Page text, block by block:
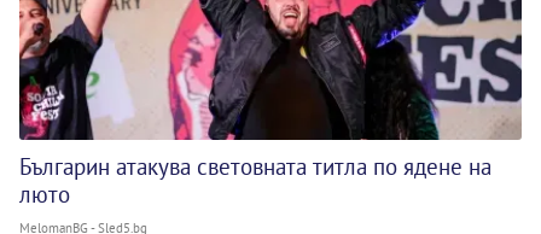
Българин атакува световната титла по ядене на
люто
MelomanBG - Sled5.bg